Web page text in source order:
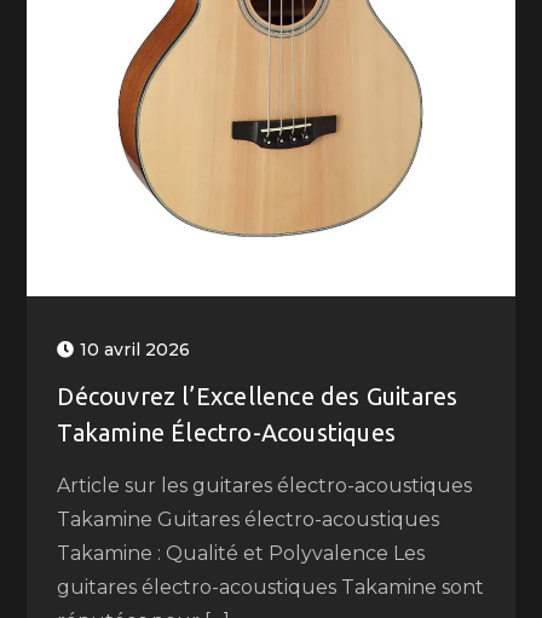
10 avril 2026
Découvrez l’Excellence des Guitares
Takamine Électro-Acoustiques
Article sur les guitares électro-acoustiques
Takamine Guitares électro-acoustiques
Takamine : Qualité et Polyvalence Les
guitares électro-acoustiques Takamine sont